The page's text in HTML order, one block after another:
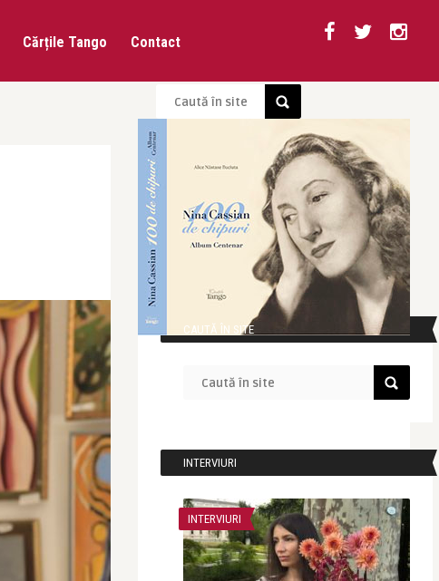
Cărțile Tango Contact
CAUTĂ ÎN SITE
INTERVIURI
INTERVIURI